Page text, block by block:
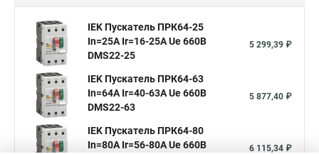
IEK Пускатель ПРК64-25
In=25A Ir=16-25A Ue 660В
DMS22-25
5 299,39 ₽
IEK Пускатель ПРК64-63
In=64A Ir=40-63A Ue 660В
DMS22-63
5 877,40 ₽
IEK Пускатель ПРК64-80
In=80A Ir=56-80A Ue 660В
6 115,34 ₽